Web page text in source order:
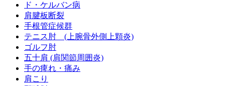
ド・ケルバン病
肩腱板断裂
手根管症候群
テニス肘 (上腕骨外側上顆炎)
ゴルフ肘
五十肩 (肩関節周囲炎)
手の痺れ・痛み
肩こり